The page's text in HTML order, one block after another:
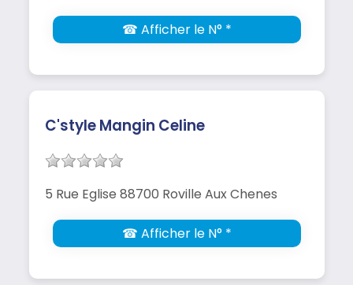
☎ Afficher le N° *
C'style Mangin Celine
5 Rue Eglise 88700 Roville Aux Chenes
☎ Afficher le N° *